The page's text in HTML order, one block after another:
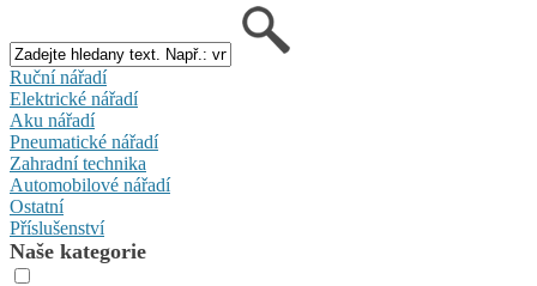
Ruční nářadí
Elektrické nářadí
Aku nářadí
Pneumatické nářadí
Zahradní technika
Automobilové nářadí
Ostatní
Příslušenství
Naše kategorie